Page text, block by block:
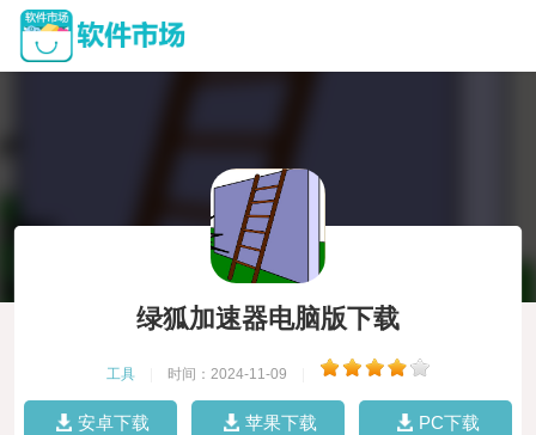
绿狐加速器电脑版下载
工具 时间：2024-11-09
安卓下载 苹果下载 PC下载